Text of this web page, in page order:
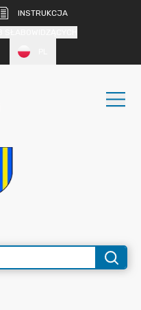
INSTRUKCJA